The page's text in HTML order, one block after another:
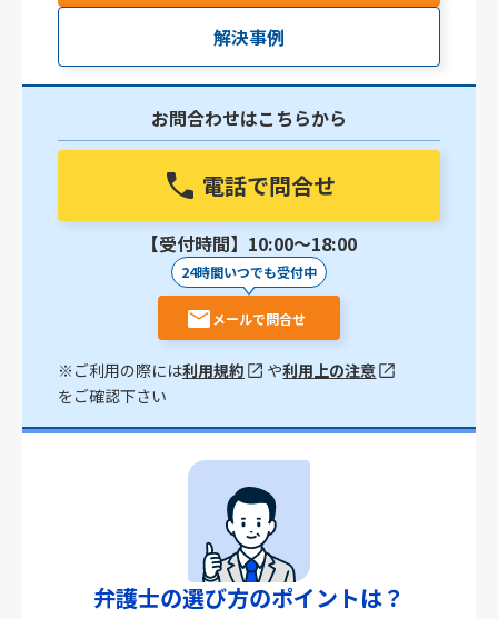
解決事例
お問合わせはこちらから
電話で問合せ
【受付時間】10:00〜18:00
24時間いつでも受付中
メールで問合せ
※ご利用の際には利用規約 や利用上の注意
をご確認下さい
弁護士の選び方のポイントは？